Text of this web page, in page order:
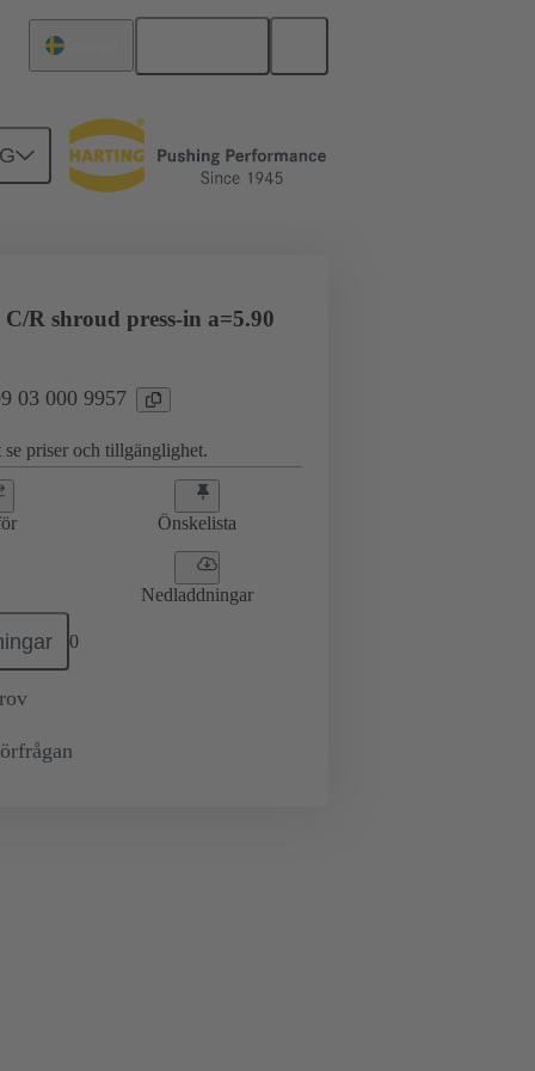
till dotterkort 09 03 000 9957
R shroud press-in a=5.90
03 000 9957
priser och tillgänglighet.
Önskelista
Nedladdningar
0